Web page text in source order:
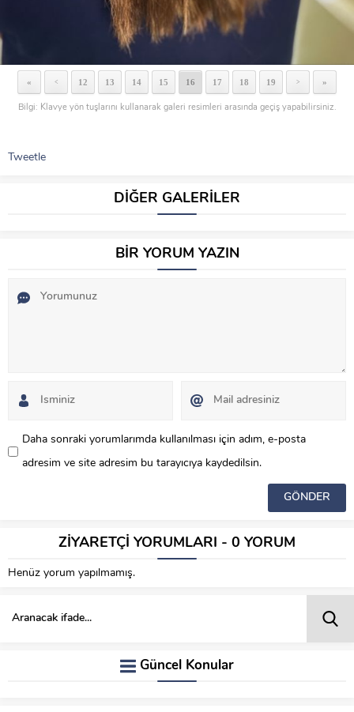
« < 12 13 14 15 16 17 18 19 > »
Bilgi: Klavye yön tuşlarını kullanarak galeri resimleri arasında geçiş yapabilirsiniz.
Tweetle
DİĞER GALERİLER
BİR YORUM YAZIN
Daha sonraki yorumlarımda kullanılması için adım, e-posta
adresim ve site adresim bu tarayıcıya kaydedilsin.
ZİYARETÇİ YORUMLARI - 0 YORUM
Henüz yorum yapılmamış.
Güncel Konular